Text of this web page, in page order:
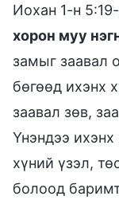
Иохан 1-н
хорон муу
замыг заавал
бөгөөд ихэнх
заавал зөв,
Үнэндээ
хүний үзэл,
болоод